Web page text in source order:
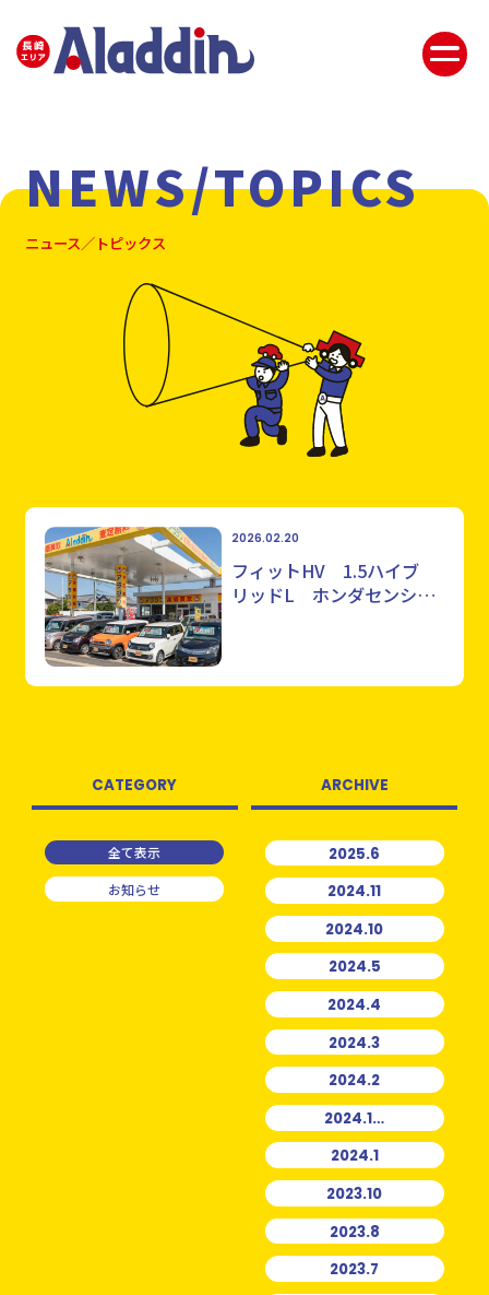
NEWS/TOPICS
ニュース／トピックス
2026.02.20
フィットHV 1.5ハイブ
リッドL ホンダセンシン
CATEGORY
全て表示
お知らせ
ARCHIVE
2025.6
2024.11
2024.10
2024.5
2024.4
2024.3
2024.2
2024.1…
2024.1
2023.10
2023.8
2023.7